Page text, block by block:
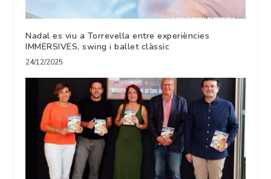
Nadal es viu a Torrevella entre experiències
IMMERSIVES, swing i ballet clàssic
24/12/2025